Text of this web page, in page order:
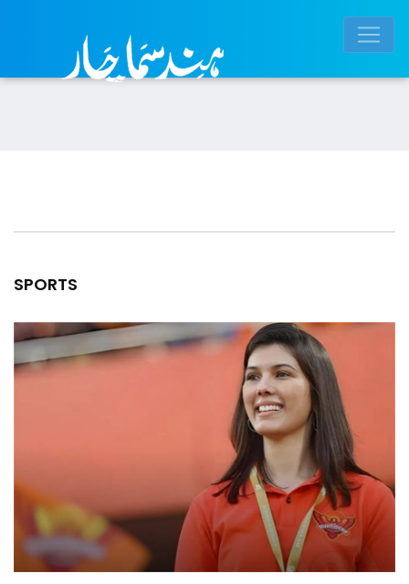
SPORTS